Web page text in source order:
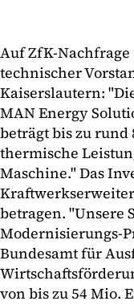
Auf ZfK-
technischer
Kaiserslautern:
MAN Energy
beträgt bis zu rund
thermische
Maschine." Das
betragen. "Unsere
Modernisierungs-
Bundesamt für
von bis zu 54 Mio.